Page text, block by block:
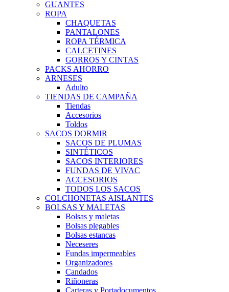
GUANTES
ROPA
CHAQUETAS
PANTALONES
ROPA TÉRMICA
CALCETINES
GORROS Y CINTAS
PACKS AHORRO
ARNESES
Adulto
TIENDAS DE CAMPAÑA
Tiendas
Accesorios
Toldos
SACOS DORMIR
SACOS DE PLUMAS
SINTÉTICOS
SACOS INTERIORES
FUNDAS DE VIVAC
ACCESORIOS
TODOS LOS SACOS
COLCHONETAS AISLANTES
BOLSAS Y MALETAS
Bolsas y maletas
Bolsas plegables
Bolsas estancas
Neceseres
Fundas impermeables
Organizadores
Candados
Riñoneras
Carteras y Portadocumentos